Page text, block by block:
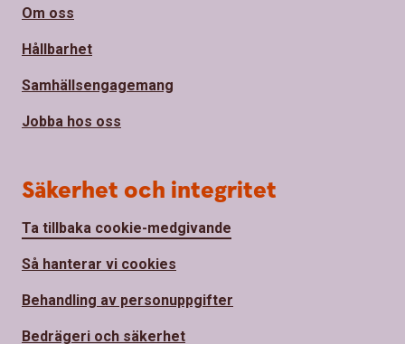
Om oss
Hållbarhet
Samhällsengagemang
Jobba hos oss
Säkerhet och integritet
Ta tillbaka cookie-medgivande
Så hanterar vi cookies
Behandling av personuppgifter
Bedrägeri och säkerhet